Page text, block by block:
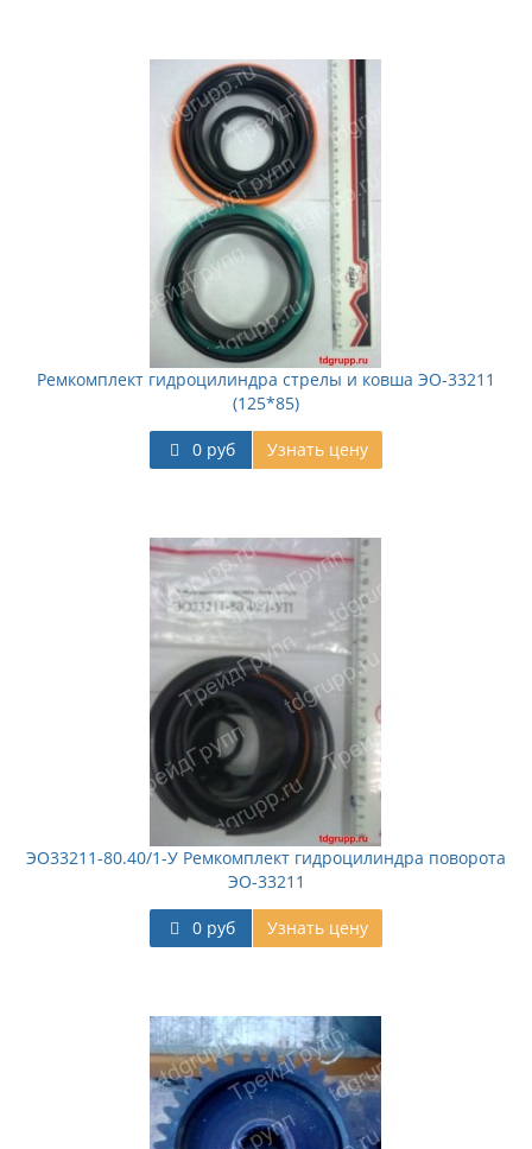
Ремкомплект гидроцилиндра стрелы и ковша ЭО-33211
(125*85)
0 руб Узнать цену
ЭО33211-80.40/1-У Ремкомплект гидроцилиндра поворота
ЭО-33211
0 руб Узнать цену